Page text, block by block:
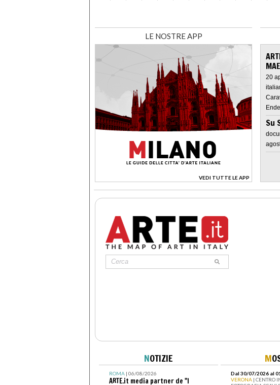
LE NOSTRE APP
VEDI TUTTE LE APP
>
20
Su
NOTIZIE
ROMA| 06/08/2026
ARTE.it media partner de "I
M
Dal 30/07/2026 al
VERONA | CENTRO